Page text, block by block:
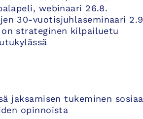
webinaari 26.8.
30-vuotisjuhlaseminaari
strateginen kilpailuetu
jaksamisen tukeminen
opinnoista